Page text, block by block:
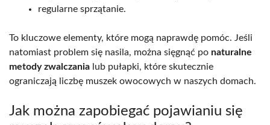
regularne sprzątanie.
To kluczowe elementy, które mogą naprawdę pomóc. Jeśli
natomiast problem się nasila, można sięgnąć po naturalne
metody zwalczania lub pułapki, które skutecznie
ograniczają liczbę muszek owocowych w naszych domach.
Jak można zapobiegać pojawianiu się